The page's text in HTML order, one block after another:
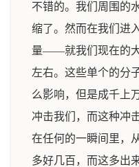
不错的。我们周围的
缩了。然而在我们进
量——就我们现在的
左右。这些单个的分
么影响，但是成千上
冲击我们，而这种冲
在任何的一瞬间里，
多好几百，而这多出